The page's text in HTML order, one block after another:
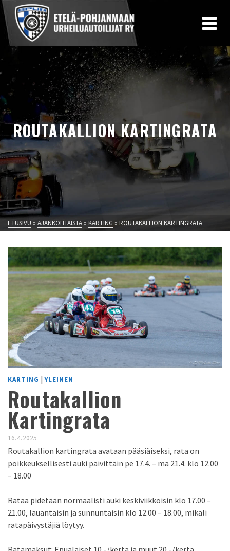
ROUTAKALLION KARTINGRATA
ETUSIVU » AJANKOHTAISTA » KARTING » ROUTAKALLION KARTINGRATA
KARTING |YLEINEN
Routakallion
Kartingrata
16.4.2025
Routakallion kartingrata avataan pääsiäiseksi, rata on
poikkeuksellisesti auki päivittäin pe 17.4. – ma 21.4. klo 12.00
– 18.00
Rataa pidetään normaalisti auki keskiviikkoisin klo 17.00 –
21.00, lauantaisin ja sunnuntaisin klo 12.00 – 18.00, mikäli
ratapäivystäjiä löytyy.